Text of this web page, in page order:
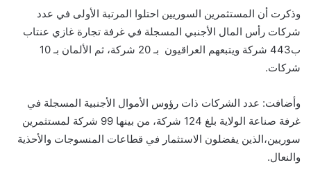
وذكرت أن المستثمرين السوريين احتلوا المرتبة الأولى في عدد
شركات رأس المال الأجنبي المسجلة في غرفة تجارة غازي عنتاب
ب443 شركة ويتبعهم العراقيون بـ 20 شركة، ثم الألمان بـ 10
شركات.
وأضافت: عدد الشركات ذات رؤوس الأموال الأجنبية المسجلة في
غرفة صناعة الولاية بلغ 124 شركة، من بينها 99 شركة لمستثمرين
سوريين،الذين يفضلون الاستثمار في قطاعات المنسوجات والأحذية
والنعال.